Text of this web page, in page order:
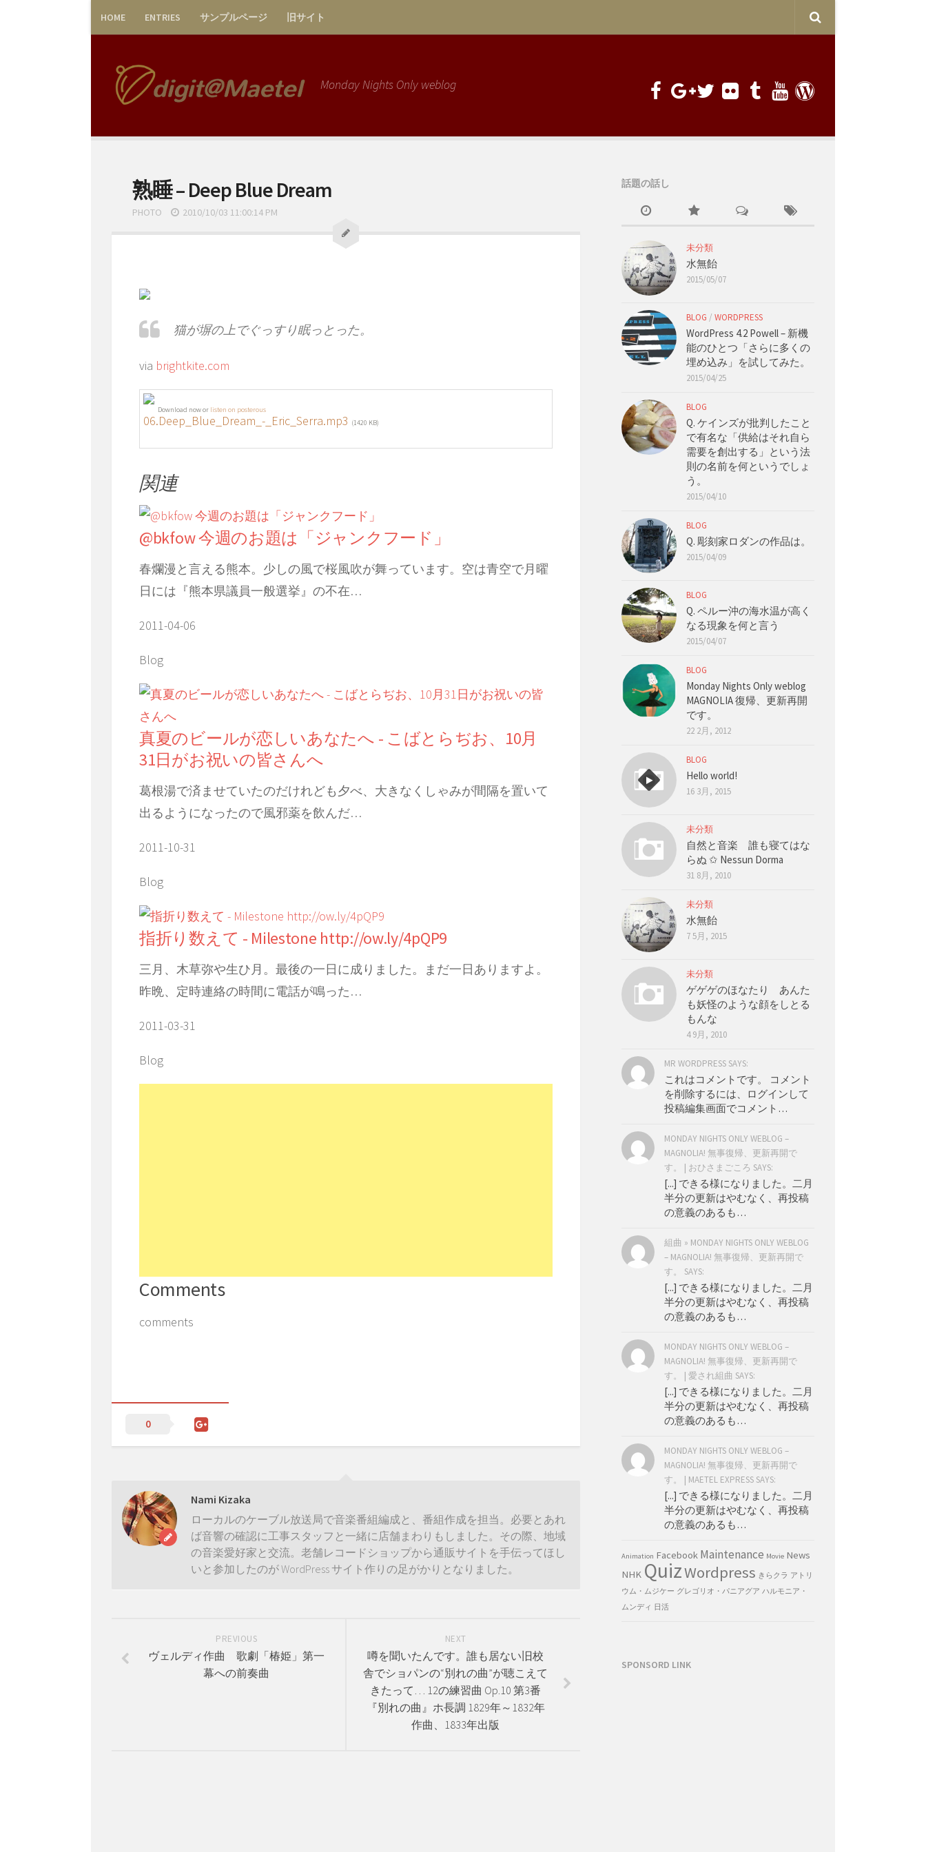
HOME ENTRIES サンプルページ 旧サイト
Monday Nights Only weblog
熟睡 – Deep Blue Dream
PHOTO 2010/10/03 11:00:14 PM
猫が塀の上でぐっすり眠っとった。
via brightkite.com
Download now or listen on posterous
06.Deep_Blue_Dream_-_Eric_Serra.mp3 (1420 KB)
関連
@bkfow 今週のお題は「ジャンクフード」
春爛漫と言える熊本。少しの風で桜風吹が舞っています。空は青空で月曜
日には『熊本県議員一般選挙』の不在…
2011-04-06
Blog
真夏のビールが恋しいあなたへ - こばとらぢお、10月
31日がお祝いの皆さんへ
葛根湯で済ませていたのだけれども夕べ、大きなくしゃみが間隔を置いて
出るようになったので風邪薬を飲んだ…
2011-10-31
Blog
指折り数えて - Milestone http://ow.ly/4pQP9
三月、木草弥や生ひ月。最後の一日に成りました。まだ一日ありますよ。
昨晩、定時連絡の時間に電話が鳴った…
2011-03-31
Blog
Comments
comments
0
Nami Kizaka
ローカルのケーブル放送局で音楽番組編成と、番組作成を担当。必要とあれ
ば音響の確認に工事スタッフと一緒に店舗まわりもしました。その際、地域
の音楽愛好家と交流。老舗レコードショップから通販サイトを手伝ってほし
いと参加したのが WordPress サイト作りの足がかりとなりました。
NEXT
噂を聞いたんです。誰も居ない旧校
舎でショパンの“別れの曲”が聴こえて
きたって… 12の練習曲 Op.10 第3番
『別れの曲』ホ長調 1829年～1832年
作曲、1833年出版
PREVIOUS
ヴェルディ作曲 歌劇「椿姫」第一
幕への前奏曲
話題の話し
未分類
水無飴
2015/05/07
BLOG / WORDPRESS
WordPress 4.2 Powell – 新機
能のひとつ「さらに多くの
埋め込み」を試してみた。
2015/04/25
BLOG
Q. ケインズが批判したこと
で有名な「供給はそれ自ら
需要を創出する」という法
則の名前を何というでしょ
う。
2015/04/10
BLOG
Q. 彫刻家ロダンの作品は。
2015/04/09
BLOG
Q. ペルー沖の海水温が高く
なる現象を何と言う
2015/04/07
BLOG
Monday Nights Only weblog
MAGNOLIA 復帰、更新再開
です。
22 2月, 2012
BLOG
Hello world!
16 3月, 2015
未分類
自然と音楽 誰も寝てはな
らぬ ✩ Nessun Dorma
31 8月, 2010
未分類
水無飴
7 5月, 2015
未分類
ゲゲゲのほなたり あんた
も妖怪のような顔をしとる
もんな
4 9月, 2010
MR WORDPRESS SAYS:
これはコメントです。 コメント
を削除するには、ログインして
投稿編集画面でコメント…
MONDAY NIGHTS ONLY WEBLOG –
MAGNOLIA! 無事復帰、更新再開で
す。 | おひさまごころ SAYS:
[...] できる様になりました。二月
半分の更新はやむなく、再投稿
の意義のあるも…
組曲 » MONDAY NIGHTS ONLY WEBLOG
– MAGNOLIA! 無事復帰、更新再開で
す。 SAYS:
[...] できる様になりました。二月
半分の更新はやむなく、再投稿
の意義のあるも…
MONDAY NIGHTS ONLY WEBLOG –
MAGNOLIA! 無事復帰、更新再開で
す。 | 愛され組曲 SAYS:
[...] できる様になりました。二月
半分の更新はやむなく、再投稿
の意義のあるも…
MONDAY NIGHTS ONLY WEBLOG –
MAGNOLIA! 無事復帰、更新再開で
す。 | MAETEL EXPRESS SAYS:
[...] できる様になりました。二月
半分の更新はやむなく、再投稿
の意義のあるも…
Animation Facebook Maintenance Movie News
NHK QuizWordpress きらクラ アトリ
ウム・ムジケー グレゴリオ・パニアグア ハルモニア・
ムンディ 日活
SPONSORD LINK